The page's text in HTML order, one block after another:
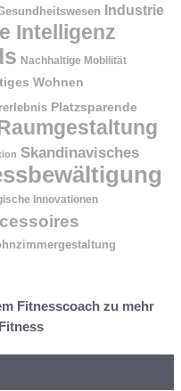
Industrie
Intelligenz
Nachhaltige Mobilität
Wohnen
Platzsparende
Skandinavisches
Innovationen
Fitnesscoach zu mehr